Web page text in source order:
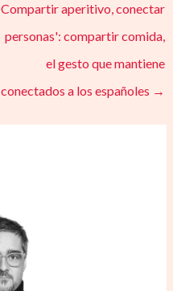
Compartir aperitivo, conectar
personas': compartir comida,
el gesto que mantiene
conectados a los españoles →